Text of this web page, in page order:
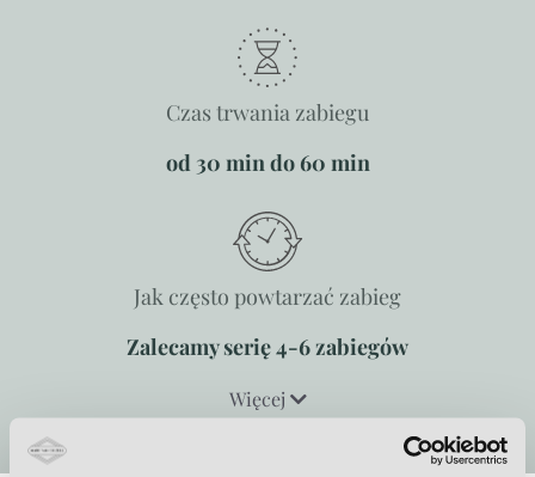
Czas trwania zabiegu
od 30 min do 60 min
Jak często powtarzać zabieg
Zalecamy serię 4-6 zabiegów
Więcej